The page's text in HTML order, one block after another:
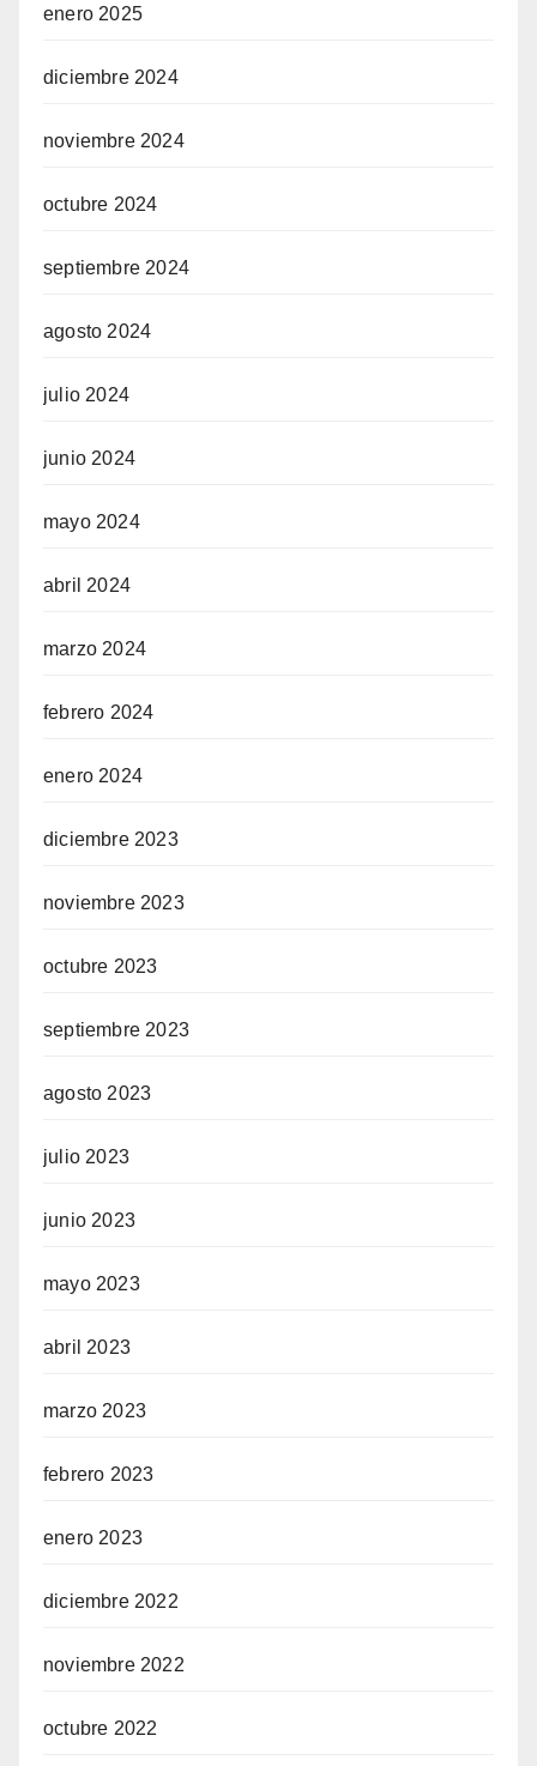
enero 2025
diciembre 2024
noviembre 2024
octubre 2024
septiembre 2024
agosto 2024
julio 2024
junio 2024
mayo 2024
abril 2024
marzo 2024
febrero 2024
enero 2024
diciembre 2023
noviembre 2023
octubre 2023
septiembre 2023
agosto 2023
julio 2023
junio 2023
mayo 2023
abril 2023
marzo 2023
febrero 2023
enero 2023
diciembre 2022
noviembre 2022
octubre 2022